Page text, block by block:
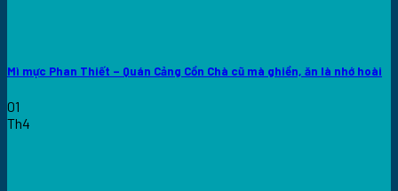
Mì mực Phan Thiết – Quán Cảng Cồn Chà cũ mà ghiền, ăn là nhớ hoài
01
Th4